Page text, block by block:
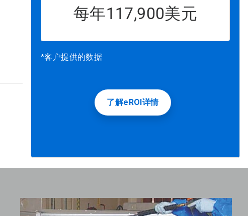
每年117,900美元
*客户提供的数据
了解eROI详情